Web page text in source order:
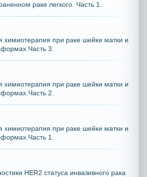
раке легкого. Часть 1.
химиотерапия при раке шейки матки и
3.
химиотерапия при раке шейки матки и
2.
химиотерапия при раке шейки матки и
1.
HER2 статуса инвазивного рака